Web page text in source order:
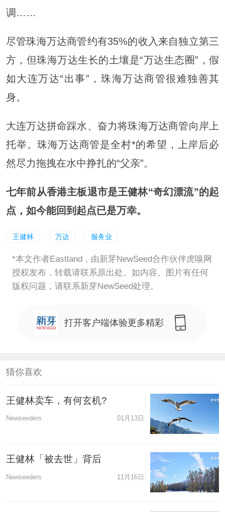
调……
尽管珠海万达商管约有35%的收入来自独立第三
方，但珠海万达生长的土壤是“万达生态圈”，假
如大连万达“出事”，珠海万达商管很难独善其
身。
大连万达拼命踩水、奋力将珠海万达商管向岸上
托举。珠海万达商管是全村*的希望，上岸后必
然尽力拖拽在水中挣扎的“父亲”。
七年前从香港主板退市是王健林“奇幻漂流”的起
点，如今能回到起点已是万幸。
王健林 万达 服务业
*本文作者Eastland，由新芽NewSeed合作伙伴虎嗅网
授权发布，转载请联系原出处。如内容、图片有任何
版权问题，请联系新芽NewSeed处理。
打开客户端体验更多精彩
猜你喜欢
王健林卖车，有何玄机?
Newseeders 01月13日
王健林「被去世」背后
Newseeders 11月16日